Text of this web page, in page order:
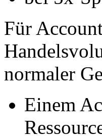
Für
normaler
Einem